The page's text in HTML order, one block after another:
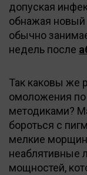
допуская
обнажая новый
обычно
недель после
Так каковы же
омоложения
методиками?
бороться с
мелкие
неаблятивные
мощностей,